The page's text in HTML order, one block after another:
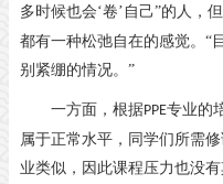
多时候也会‘卷’自己”的人，但
都有一种松弛自在的感觉。“
别紧绷的情况。”
一方面，根据PPE专业的
属于正常水平，同学们所需
业类似，因此课程压力也没